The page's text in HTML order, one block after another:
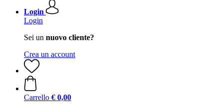
Login
Login
Sei un nuovo cliente?
Crea un account
Carrello € 0,00